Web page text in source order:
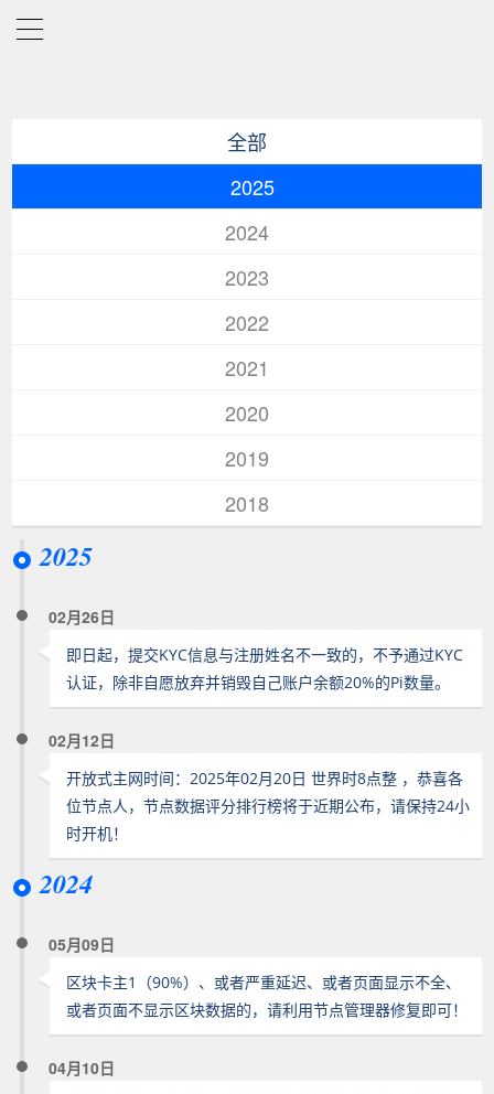
全部
2025
2024
2023
2022
2021
2020
2019
2018
2025
02月26日
即日起，提交KYC信息与注册姓名不一致的，不予通过KYC
认证，除非自愿放弃并销毁自己账户余额20%的Pi数量。
02月12日
开放式主网时间：2025年02月20日 世界时8点整 ，恭喜各
位节点人，节点数据评分排行榜将于近期公布，请保持24小
时开机！
2024
05月09日
区块卡主1（90%）、或者严重延迟、或者页面显示不全、
或者页面不显示区块数据的，请利用节点管理器修复即可！
04月10日